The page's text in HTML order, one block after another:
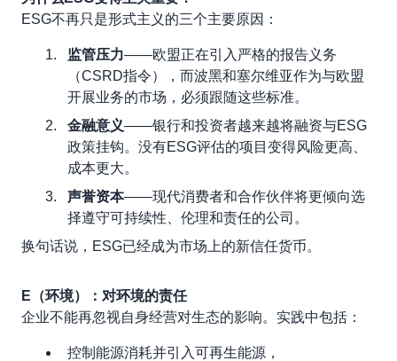
ESG不再只是形式主义的三个主要原因：
监管压力——欧盟正在引入严格的报告义务
（CSRD指令），而波黑和塞尔维亚作为与欧盟
开展业务的市场，必须跟随这些标准。
金融意义——银行和投资者越来越将融资与ESG
政策挂钩。没有ESG评估的项目变得风险更高、
成本更大。
声誉资本——现代消费者和合作伙伴将更倾向选
择遵守可持续性、伦理和责任的公司。
换句话说，ESG已经成为市场上的新信任货币。
E（环境）：对环境的责任
企业不能再忽视自身经营对生态的影响。实践中包括：
控制能源消耗并引入可再生能源，